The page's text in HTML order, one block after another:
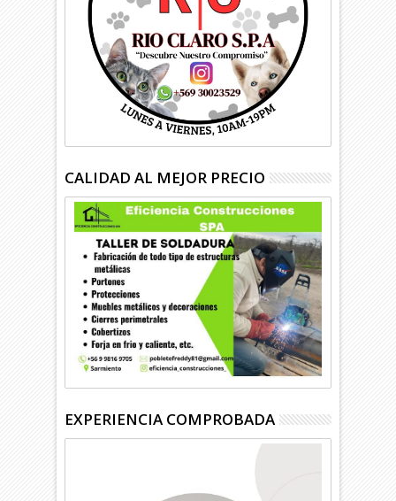
CALIDAD AL MEJOR PRECIO
EXPERIENCIA COMPROBADA